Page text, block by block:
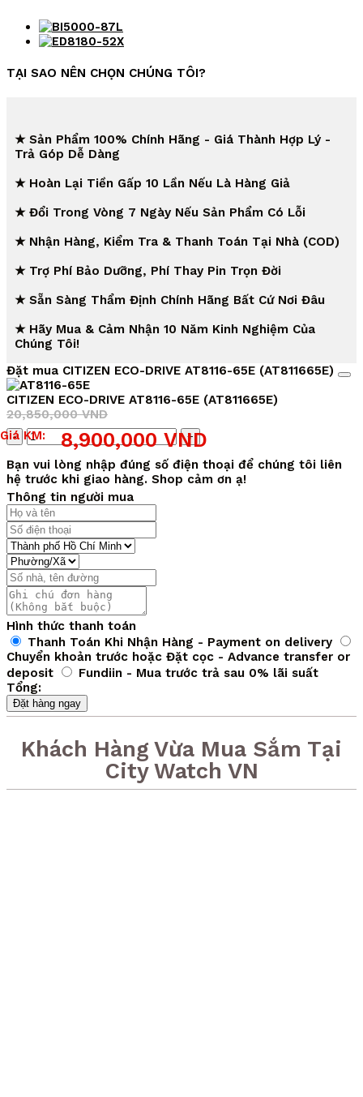
TẠI SAO NÊN CHỌN CHÚNG TÔI?
★ Sản Phẩm 100% Chính Hãng - Giá Thành Hợp Lý -
Trả Góp Dễ Dàng
★ Hoàn Lại Tiền Gấp 10 Lần Nếu Là Hàng Giả
★ Đổi Trong Vòng 7 Ngày Nếu Sản Phẩm Có Lỗi
★ Nhận Hàng, Kiểm Tra & Thanh Toán Tại Nhà (COD)
★ Trợ Phí Bảo Dưỡng, Phí Thay Pin Trọn Đời
★ Sẵn Sàng Thẩm Định Chính Hãng Bất Cứ Nơi Đâu
★ Hãy Mua & Cảm Nhận 10 Năm Kinh Nghiệm Của
Chúng Tôi!
Đặt mua CITIZEN ECO-DRIVE AT8116-65E (AT811665E)
CITIZEN ECO-DRIVE AT8116-65E (AT811665E)
20,850,000VND
Giá
gốc
là:
20,850,000 VND.
8,900,000VND
Giá
hiện
tại
là:
8,900,000 VND.
Giá KM:
Số
lượng
Bạn vui lòng nhập đúng số điện thoại để chúng tôi liên
hệ trước khi giao hàng. Shop cảm ơn ạ!
Thông tin người mua
Hình thức thanh toán
Thanh Toán Khi Nhận Hàng - Payment on delivery
Chuyển khoản trước hoặc Đặt cọc - Advance transfer or
deposit
Fundiin - Mua trước trả sau 0% lãi suất
Tổng:
Đặt hàng ngay
Khách Hàng Vừa Mua Sắm Tại
City Watch VN